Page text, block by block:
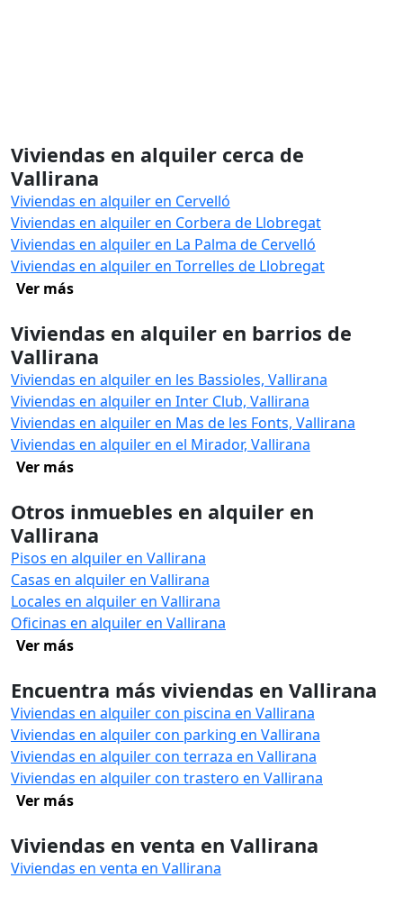
Viviendas en alquiler cerca de
Vallirana
Viviendas en alquiler en Cervelló
Viviendas en alquiler en Corbera de Llobregat
Viviendas en alquiler en La Palma de Cervelló
Viviendas en alquiler en Torrelles de Llobregat
Ver más
Viviendas en alquiler en barrios de
Vallirana
Viviendas en alquiler en les Bassioles, Vallirana
Viviendas en alquiler en Inter Club, Vallirana
Viviendas en alquiler en Mas de les Fonts, Vallirana
Viviendas en alquiler en el Mirador, Vallirana
Ver más
Otros inmuebles en alquiler en
Vallirana
Pisos en alquiler en Vallirana
Casas en alquiler en Vallirana
Locales en alquiler en Vallirana
Oficinas en alquiler en Vallirana
Ver más
Encuentra más viviendas en Vallirana
Viviendas en alquiler con piscina en Vallirana
Viviendas en alquiler con parking en Vallirana
Viviendas en alquiler con terraza en Vallirana
Viviendas en alquiler con trastero en Vallirana
Ver más
Viviendas en venta en Vallirana
Viviendas en venta en Vallirana